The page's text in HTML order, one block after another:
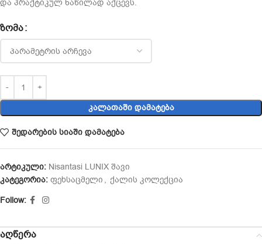
და პრაქტიკულ ნაწილად აქცევს.
ᲖᲝᲛᲐ
ᲙᲐᲚᲐᲗᲐᲨᲘ ᲓᲐᲛᲐᲢᲔᲑᲐ
შედარების სიაში დამატება
არტიკული: Nisantasi LUNIX შავი
კატეგორია: ფეხსაცმელი , ქალის კოლექცია
Follow:
აღწერა